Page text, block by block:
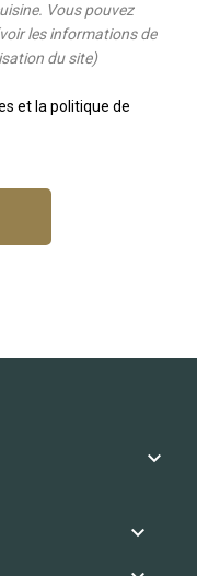
Vous pouvez
les informations de
du site)
et la politique de

